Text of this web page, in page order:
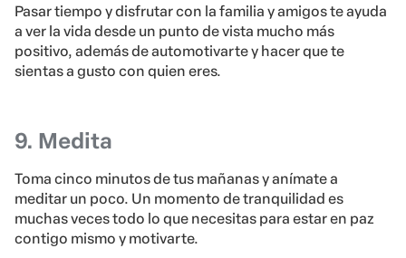
Pasar tiempo y disfrutar con la familia y amigos te ayuda
a ver la vida desde un punto de vista mucho más
positivo, además de automotivarte y hacer que te
sientas a gusto con quien eres.
9. Medita
Toma cinco minutos de tus mañanas y anímate a
meditar un poco. Un momento de tranquilidad es
muchas veces todo lo que necesitas para estar en paz
contigo mismo y motivarte.